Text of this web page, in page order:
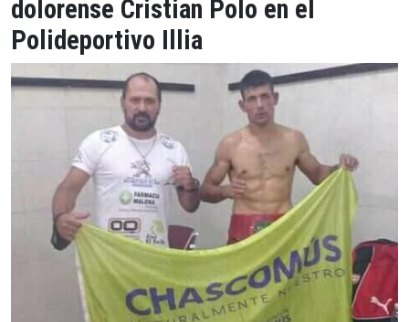
dolorense Cristian Polo en el
Polideportivo Illia